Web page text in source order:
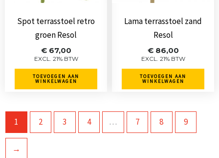
Spot terrasstoel retro
groen Resol
€67,00
EXCL. 21% BTW
TOEVOEGEN AAN
WINKELWAGEN
Lama terrasstoel zand
Resol
€86,00
EXCL. 21% BTW
TOEVOEGEN AAN
WINKELWAGEN
1 2 3 4 … 7 8 9
→